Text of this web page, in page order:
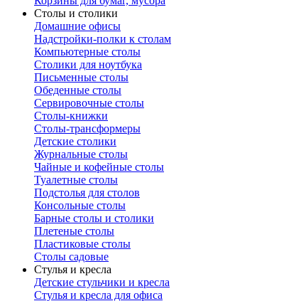
Столы и столики
Домашние офисы
Надстройки-полки к столам
Компьютерные столы
Столики для ноутбука
Письменные столы
Обеденные столы
Сервировочные столы
Столы-книжки
Столы-трансформеры
Детские столики
Журнальные столы
Чайные и кофейные столы
Туалетные столы
Подстолья для столов
Консольные столы
Барные столы и столики
Плетеные столы
Пластиковые столы
Столы садовые
Стулья и кресла
Детские стульчики и кресла
Стулья и кресла для офиса